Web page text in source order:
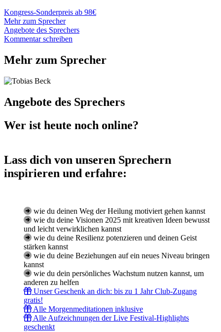
Kongress-Sonderpreis ab 98€
Mehr zum Sprecher
Angebote des Sprechers
Kommentar schreiben
Mehr zum Sprecher
Angebote des Sprechers
Wer ist heute noch online?
Lass dich von unseren Sprechern
inspirieren und erfahre:
wie du deinen Weg der Heilung motiviert gehen kannst
wie du deine Visionen 2025 mit kreativen Ideen bewusst
und leicht verwirklichen kannst
wie du deine Resilienz potenzieren und deinen Geist
stärken kannst
wie du deine Beziehungen auf ein neues Niveau bringen
kannst
wie du dein persönliches Wachstum nutzen kannst, um
anderen zu helfen
Unser Geschenk an dich: bis zu 1 Jahr Club-Zugang
gratis!
Alle Morgenmeditationen inklusive
Alle Aufzeichnungen der Live Festival-Highlights
geschenkt